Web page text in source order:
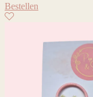
Bestellen